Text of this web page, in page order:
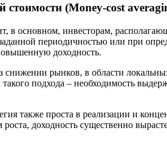
стоимости (Money-cost
в основном, инвесторам,
периодичностью или при
доходность.
снижении рынков, в области
подхода – необходимость
также проста в реализации и
доходность существенно